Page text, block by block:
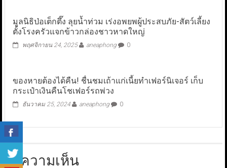
มูลนิธิป่อเต็กตึ๊ง ลุยน้ำท่วม เร่งอพยพผู้ประสบภัย-สัตว์เลี้ยง
ตั้งโรงครัวแจกข้าวกล่องชาวหาดใหญ่
พฤศจิกายน 24, 2025 aneaphong 0
ของหายต้องได้คืน! ชื่นชมเถ้าแก่เนี้ยทำเฟอร์นิเจอร์ เก็บ
กระเป๋าเงินคืนโชเฟอร์รถพ่วง
ธันวาคม 25, 2024 aneaphong 0
ใส่ความเห็น